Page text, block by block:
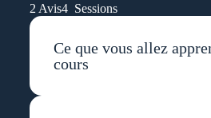
2 Avis4 Sessions
Ce que vous allez
cours